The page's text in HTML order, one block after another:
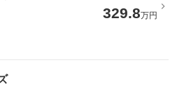
329.8万円